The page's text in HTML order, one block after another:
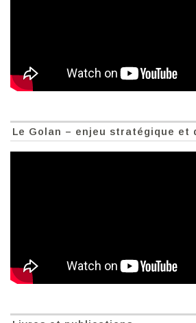
Le Golan – enjeu stratégique et